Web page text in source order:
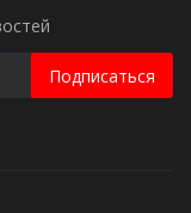
Подписаться